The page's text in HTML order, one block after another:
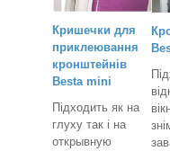
Кришечки для
приклеювання
кронштейнів
Besta mini
Підходить як на
глуху так і на
открывную